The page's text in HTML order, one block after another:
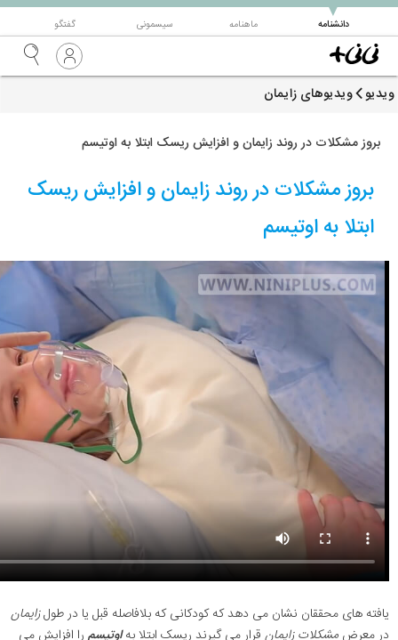
دانشنامه
▼ ماهنامه سیسمونی گفتگو
ویدیو ویدیوهای زایمان
بروز مشکلات در روند زایمان و افزایش ریسک ابتلا به اوتیسم
بروز مشکلات در روند زایمان و افزایش ریسک
ابتلا به اوتیسم
یافته های محققان نشان می دهد که کودکانی که بلافاصله قبل یا در طولزایمان
در معرض مشکلات زایمان قرار می گیرند ریسک ابتلا بهاوتیسمرا افزایش می